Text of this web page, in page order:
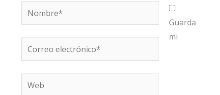
Nombre*
Correo
electrónico*
Web
Guarda
mi